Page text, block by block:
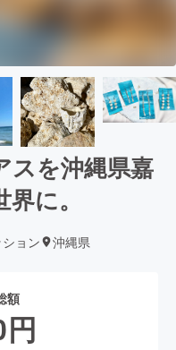
スを沖縄県嘉
に。
ョン 沖縄県
額
円